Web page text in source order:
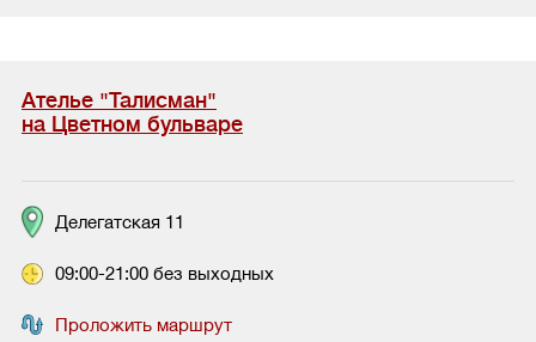
Ателье "Талисман"
на Цветном бульваре
Делегатская 11
09:00-21:00 без выходных
Проложить маршрут